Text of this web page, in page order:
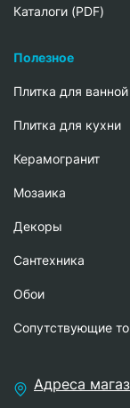
Каталоги (PDF)
Полезное
Плитка для ванной
Плитка для кухни
Керамогранит
Мозаика
Декоры
Сантехника
Обои
Сопутствующие
Адреса